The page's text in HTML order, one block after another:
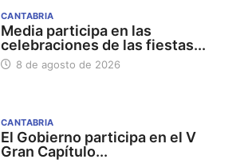
CANTABRIA
Media participa en las
celebraciones de las fiestas...
8 de agosto de 2026
CANTABRIA
El Gobierno participa en el V
Gran Capítulo...